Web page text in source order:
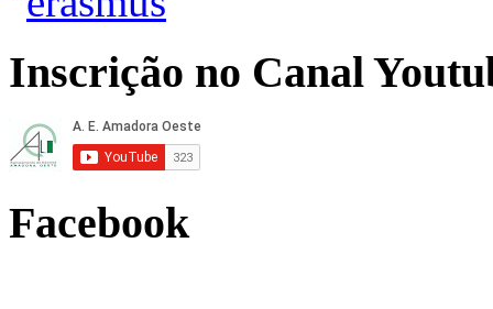
Inscrição no Canal
Facebook